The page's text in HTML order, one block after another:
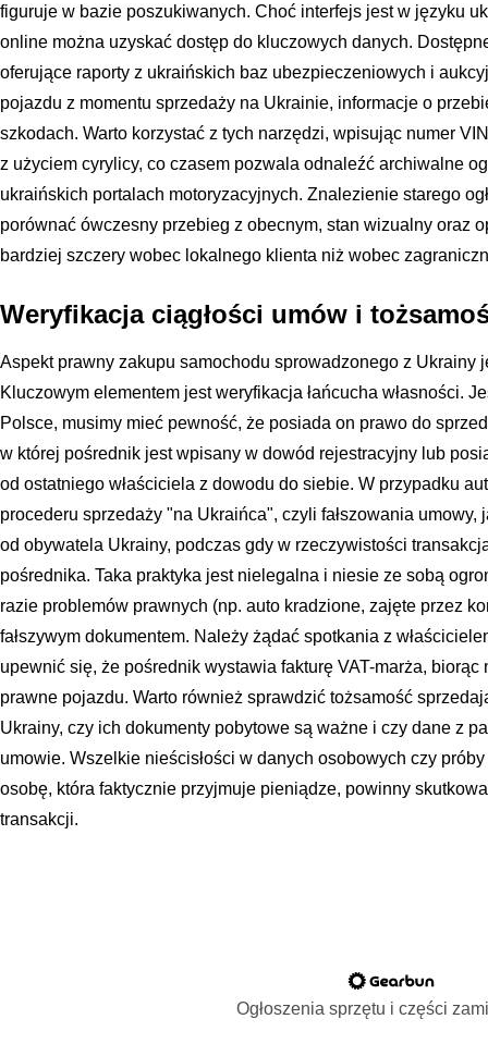
figuruje w bazie poszukiwanych. Choć interfejs jest w języku
online można uzyskać dostęp do kluczowych danych.
oferujące raporty z ukraińskich baz ubezpieczeniowych i
pojazdu z momentu sprzedaży na Ukrainie, informacje o
szkodach. Warto korzystać z tych narzędzi, wpisując numer
z użyciem cyrylicy, co czasem pozwala odnaleźć archiwalne
ukraińskich portalach motoryzacyjnych. Znalezienie starego
porównać ówczesny przebieg z obecnym, stan wizualny oraz
bardziej szczery wobec lokalnego klienta niż wobec
Weryfikacja ciągłości umów i
Aspekt prawny zakupu samochodu sprowadzonego z Ukrainy
Kluczowym elementem jest weryfikacja łańcucha własności.
Polsce, musimy mieć pewność, że posiada on prawo do
w której pośrednik jest wpisany w dowód rejestracyjny lub
od ostatniego właściciela z dowodu do siebie. W przypadku
procederu sprzedaży "na Ukraińca", czyli fałszowania umowy,
od obywatela Ukrainy, podczas gdy w rzeczywistości
pośrednika. Taka praktyka jest nielegalna i niesie ze sobą
razie problemów prawnych (np. auto kradzione, zajęte przez
fałszywym dokumentem. Należy żądać spotkania z
upewnić się, że pośrednik wystawia fakturę VAT-marża,
prawne pojazdu. Warto również sprawdzić tożsamość
Ukrainy, czy ich dokumenty pobytowe są ważne i czy dane z
umowie. Wszelkie nieścisłości w danych osobowych czy
osobę, która faktycznie przyjmuje pieniądze, powinny
transakcji.
Ogłoszenia sprzętu i części